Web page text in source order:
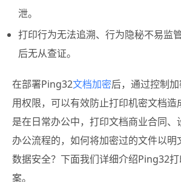
泄。
打印行为无法追溯、行为隐秘不易监
后无从查证。
在部署Ping32文档加密后，通过控制
用权限，可以有效防止打印机密文档造
是在日常办公中，打印文档商业合同、
办公流程的，如何将加密过的文件以明
数据安全？下面我们详细介绍Ping32
案。